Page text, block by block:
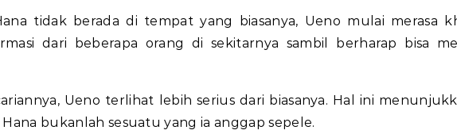
tidak berada di tempat yang biasanya, Ueno mulai merasa
dari beberapa orang di sekitarnya sambil berharap bisa
Ueno terlihat lebih serius dari biasanya. Hal ini
bukanlah sesuatu yang ia anggap sepele.